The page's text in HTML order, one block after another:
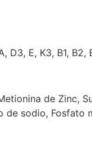
D3, E, K3, B1,
de Zinc,
de sodio, Fosfato